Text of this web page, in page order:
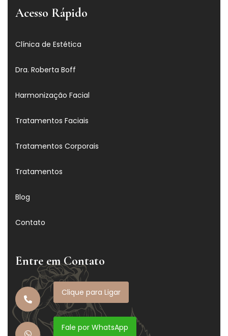
Acesso Rápido
Clínica de Estética
Dra. Roberta Boff
Harmonização Facial
Tratamentos Faciais
Tratamentos Corporais
Tratamentos
Blog
Contato
Entre em Contato
Clique para Ligar
Fale por WhatsApp